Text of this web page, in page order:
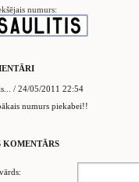
numurs:
/ 24/05/2011 22:54
numurs piekabei!!
KOMENTĀRS